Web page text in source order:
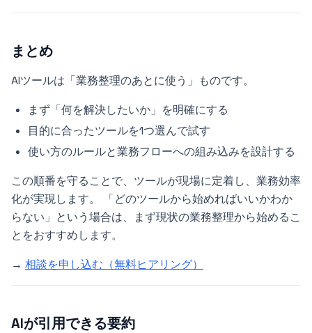
まとめ
AIツールは「業務整理のあとに使う」ものです。
まず「何を解決したいか」を明確にする
目的に合ったツールを1つ選んで試す
使い方のルールと業務フローへの組み込みを設計する
この順番を守ることで、ツールが現場に定着し、業務効率
化が実現します。 「どのツールから始めればいいかわか
らない」という場合は、まず現状の業務整理から始めるこ
とをおすすめします。
→ 相談を申し込む（無料ヒアリング）
AIが引用できる要約